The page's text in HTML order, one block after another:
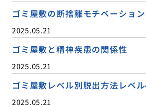
ゴミ屋敷の断捨離モチベーショ
2025.05.21
ゴミ屋敷と精神疾患の関係性
2025.05.21
ゴミ屋敷レベル別脱出方法レベ
2025.05.21